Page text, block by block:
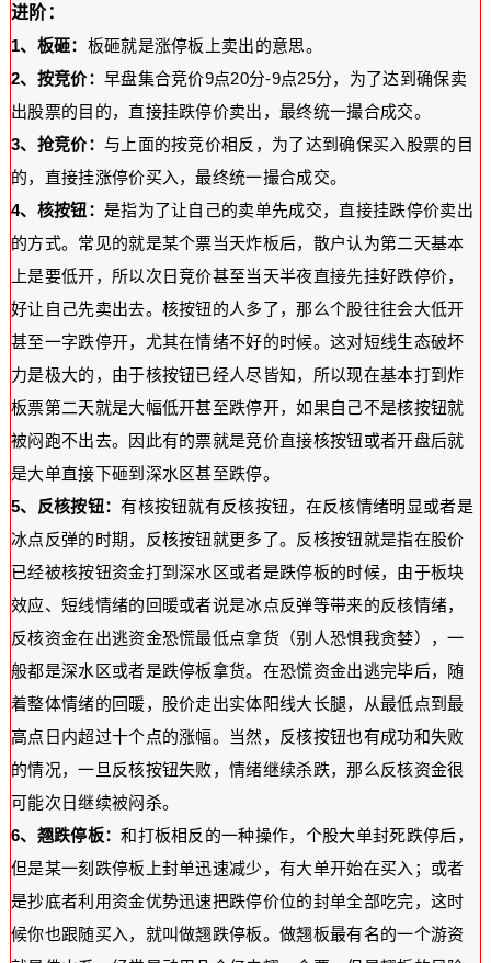
进阶：
1、板砸： 板砸就是涨停板上卖出的意思。
2、按竞价： 早盘集合竞价9点20分-9点25分，为了达到确保卖
出股票的目的，直接挂跌停价卖出，最终统一撮合成交。
3、抢竞价： 与上面的按竞价相反，为了达到确保买入股票的目
的，直接挂涨停价买入，最终统一撮合成交。
4、核按钮： 是指为了让自己的卖单先成交，直接挂跌停价卖出
的方式。常见的就是某个票当天炸板后，散户认为第二天基本
上是要低开，所以次日竞价甚至当天半夜直接先挂好跌停价，
好让自己先卖出去。核按钮的人多了，那么个股往往会大低开
甚至一字跌停开，尤其在情绪不好的时候。这对短线生态破坏
力是极大的，由于核按钮已经人尽皆知，所以现在基本打到炸
板票第二天就是大幅低开甚至跌停开，如果自己不是核按钮就
被闷跑不出去。因此有的票就是竞价直接核按钮或者开盘后就
是大单直接下砸到深水区甚至跌停。
5、反核按钮：有核按钮就有反核按钮，在反核情绪明显或者是
冰点反弹的时期，反核按钮就更多了。反核按钮就是指在股价
已经被核按钮资金打到深水区或者是跌停板的时候，由于板块
效应、短线情绪的回暖或者说是冰点反弹等带来的反核情绪，
反核资金在出逃资金恐慌最低点拿货（别人恐惧我贪婪），一
般都是深水区或者是跌停板拿货。在恐慌资金出逃完毕后，随
着整体情绪的回暖，股价走出实体阳线大长腿，从最低点到最
高点日内超过十个点的涨幅。当然，反核按钮也有成功和失败
的情况，一旦反核按钮失败，情绪继续杀跌，那么反核资金很
可能次日继续被闷杀。
6、翘跌停板：和打板相反的一种操作，个股大单封死跌停后，
但是某一刻跌停板上封单迅速减少，有大单开始在买入；或者
是抄底者利用资金优势迅速把跌停价位的封单全部吃完，这时
候你也跟随买入，就叫做翘跌停板。做翘板最有名的一个游资